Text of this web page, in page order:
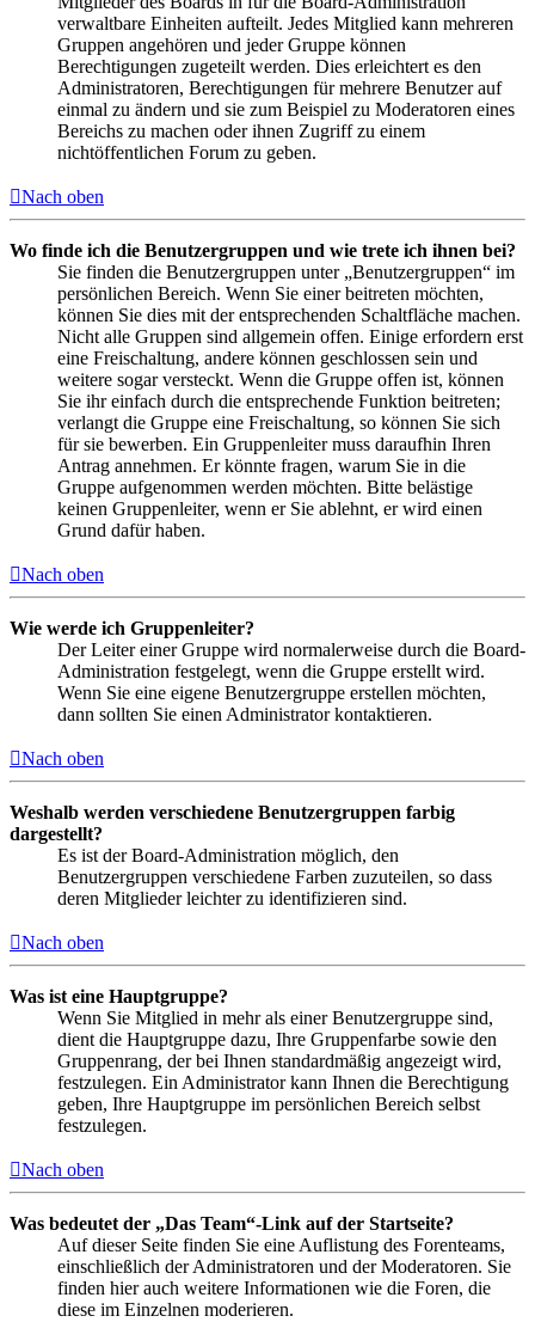
verwaltbare Einheiten aufteilt. Jedes Mitglied kann mehreren
Gruppen angehören und jeder Gruppe können
Berechtigungen zugeteilt werden. Dies erleichtert es den
Administratoren, Berechtigungen für mehrere Benutzer auf
einmal zu ändern und sie zum Beispiel zu Moderatoren eines
Bereichs zu machen oder ihnen Zugriff zu einem
nichtöffentlichen Forum zu geben.
Nach oben
Wo finde ich die Benutzergruppen und wie trete ich ihnen bei?
Sie finden die Benutzergruppen unter „Benutzergruppen“ im
persönlichen Bereich. Wenn Sie einer beitreten möchten,
können Sie dies mit der entsprechenden Schaltfläche machen.
Nicht alle Gruppen sind allgemein offen. Einige erfordern erst
eine Freischaltung, andere können geschlossen sein und
weitere sogar versteckt. Wenn die Gruppe offen ist, können
Sie ihr einfach durch die entsprechende Funktion beitreten;
verlangt die Gruppe eine Freischaltung, so können Sie sich
für sie bewerben. Ein Gruppenleiter muss daraufhin Ihren
Antrag annehmen. Er könnte fragen, warum Sie in die
Gruppe aufgenommen werden möchten. Bitte belästige
keinen Gruppenleiter, wenn er Sie ablehnt, er wird einen
Grund dafür haben.
Nach oben
Wie werde ich Gruppenleiter?
Der Leiter einer Gruppe wird normalerweise durch die Board-
Administration festgelegt, wenn die Gruppe erstellt wird.
Wenn Sie eine eigene Benutzergruppe erstellen möchten,
dann sollten Sie einen Administrator kontaktieren.
Nach oben
Weshalb werden verschiedene Benutzergruppen farbig
dargestellt?
Es ist der Board-Administration möglich, den
Benutzergruppen verschiedene Farben zuzuteilen, so dass
deren Mitglieder leichter zu identifizieren sind.
Nach oben
Was ist eine Hauptgruppe?
Wenn Sie Mitglied in mehr als einer Benutzergruppe sind,
dient die Hauptgruppe dazu, Ihre Gruppenfarbe sowie den
Gruppenrang, der bei Ihnen standardmäßig angezeigt wird,
festzulegen. Ein Administrator kann Ihnen die Berechtigung
geben, Ihre Hauptgruppe im persönlichen Bereich selbst
festzulegen.
Nach oben
Was bedeutet der „Das Team“-Link auf der Startseite?
Auf dieser Seite finden Sie eine Auflistung des Forenteams,
einschließlich der Administratoren und der Moderatoren. Sie
finden hier auch weitere Informationen wie die Foren, die
diese im Einzelnen moderieren.